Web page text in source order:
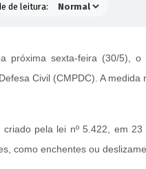
de leitura:
próxima sexta-feira (30/5),
Civil (CMPDC). A
pela lei nº 5.422, em
como enchentes ou